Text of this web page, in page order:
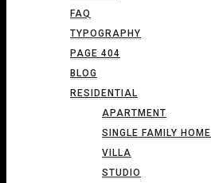
FAQ
TYPOGRAPHY
PAGE 404
BLOG
RESIDENTIAL
APARTMENT
SINGLE FAMILY HOME
VILLA
STUDIO